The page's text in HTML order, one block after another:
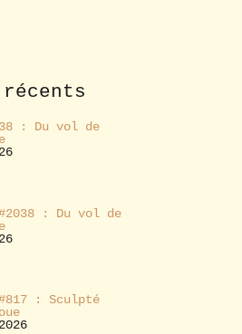
: Du vol de
: Du vol de
: Sculpté